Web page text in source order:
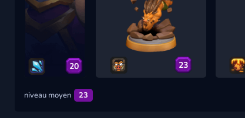
20 23
niveau moyen 23